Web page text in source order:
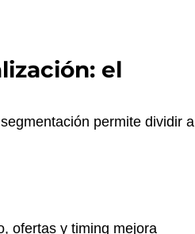
el
permite dividir a
ofertas y timing mejora